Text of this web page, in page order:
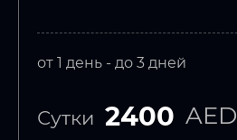
от 1 день - до 3 дней
Сутки 2400 AED